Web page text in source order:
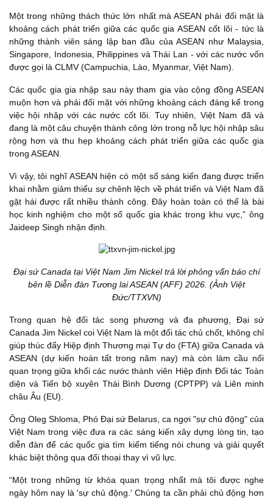
Một trong những thách thức lớn nhất mà ASEAN phải đối mặt là
khoảng cách phát triển giữa các quốc gia ASEAN cốt lõi - tức là
những thành viên sáng lập ban đầu của ASEAN như Malaysia,
Singapore, Indonesia, Philippines và Thái Lan - với các nước vốn
được gọi là CLMV (Campuchia, Lào, Myanmar, Việt Nam).
Các quốc gia gia nhập sau này tham gia vào cộng đồng ASEAN
muộn hơn và phải đối mặt với những khoảng cách đáng kể trong
việc hội nhập với các nước cốt lõi. Tuy nhiên, Việt Nam đã và
đang là một câu chuyện thành công lớn trong nỗ lực hội nhập sâu
rộng hơn và thu hẹp khoảng cách phát triển giữa các quốc gia
trong ASEAN.
Vì vậy, tôi nghĩ ASEAN hiện có một số sáng kiến đang được triển
khai nhằm giảm thiểu sự chênh lệch về phát triển và Việt Nam đã
gặt hái được rất nhiều thành công. Đây hoàn toàn có thể là bài
học kinh nghiệm cho một số quốc gia khác trong khu vực,” ông
Jaideep Singh nhận định.
Đại sứ Canada tại Việt Nam Jim Nickel trả lời phỏng vấn báo chí
bên lề Diễn đàn Tương lai ASEAN (AFF) 2026. (Ảnh Việt
Đức/TTXVN)
Trong quan hệ đối tác song phương và đa phương, Đại sứ
Canada Jim Nickel coi Việt Nam là một đối tác chủ chốt, không chỉ
giúp thúc đẩy Hiệp định Thương mại Tự do (FTA) giữa Canada và
ASEAN (dự kiến hoàn tất trong năm nay) mà còn làm cầu nối
quan trọng giữa khối các nước thành viên Hiệp định Đối tác Toàn
diện và Tiến bộ xuyên Thái Bình Dương (CPTPP) và Liên minh
châu Âu (EU).
Ông Oleg Shloma, Phó Đại sứ Belarus, ca ngợi "sự chủ động" của
Việt Nam trong việc đưa ra các sáng kiến xây dựng lòng tin, tạo
diễn đàn để các quốc gia tìm kiếm tiếng nói chung và giải quyết
khác biệt thông qua đối thoại thay vì vũ lực.
“Một trong những từ khóa quan trọng nhất mà tôi được nghe
ngày hôm nay là 'sự chủ động.' Chúng ta cần phải chủ động hơn